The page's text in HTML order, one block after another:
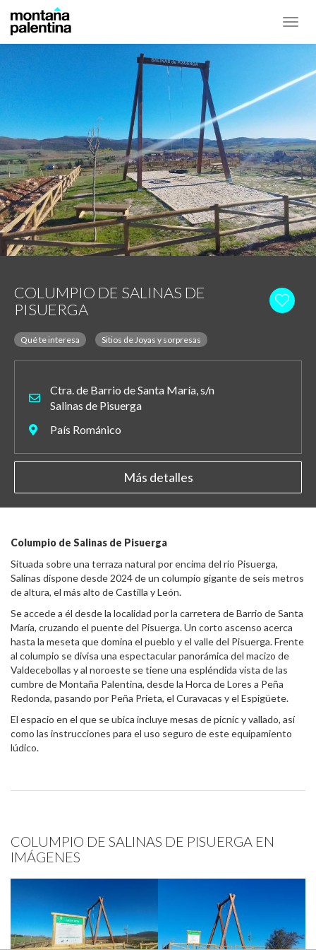
COLUMPIO DE SALINAS DE
PISUERGA
Qué te interesa Sitios de Joyas y sorpresas
Ctra. de Barrio de Santa María, s/n
Salinas de Pisuerga
País Románico
Más detalles
Columpio de Salinas de Pisuerga
Situada sobre una terraza natural por encima del río Pisuerga,
Salinas dispone desde 2024 de un columpio gigante de seis metros
de altura, el más alto de Castilla y León.
Se accede a él desde la localidad por la carretera de Barrio de Santa
María, cruzando el puente del Pisuerga. Un corto ascenso acerca
hasta la meseta que domina el pueblo y el valle del Pisuerga. Frente
al columpio se divisa una espectacular panorámica del macizo de
Valdecebollas y al noroeste se tiene una espléndida vista de las
cumbre de Montaña Palentina, desde la Horca de Lores a Peña
Redonda, pasando por Peña Prieta, el Curavacas y el Espigüete.
El espacio en el que se ubica incluye mesas de picnic y vallado, así
como las instrucciones para el uso seguro de este equipamiento
lúdico.
COLUMPIO DE SALINAS DE PISUERGA EN
IMÁGENES